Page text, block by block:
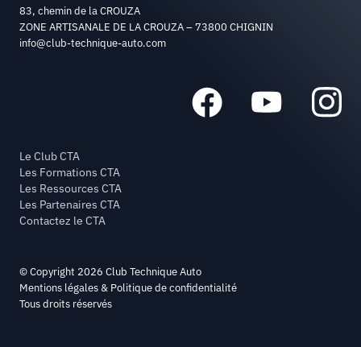
83, chemin de la CROUZA
ZONE ARTISANALE DE LA CROUZA – 73800 CHIGNIN
info@club-technique-auto.com
Le Club CTA
Les Formations CTA
Les Ressources CTA
Les Partenaires CTA
Contactez le CTA
© Copyright 2026 Club Technique Auto
Mentions légales & Politique de confidentialité
Tous droits réservés